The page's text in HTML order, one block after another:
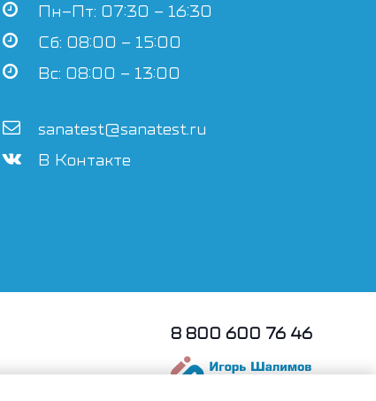
Пн–Пт: 07:30 – 16:30
Сб: 08:00 – 15:00
Вс: 08:00 – 13:00
sanatest@sanatest.ru
В Контакте
8 800 600 76 46